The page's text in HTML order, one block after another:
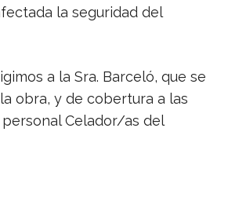
la seguridad del
a la Sra. Barceló, que se
obra, y de cobertura a las
Celador/as del